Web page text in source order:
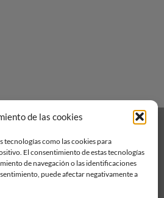
de las cookies
tecnologías como las cookies para
El consentimiento de estas tecnologías
de navegación o las identificaciones
puede afectar negativamente a
MasterCard